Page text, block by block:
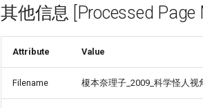
其他信息 [Processed Page
Attribute Value
Filename 榎本奈理子_2009_科学怪人